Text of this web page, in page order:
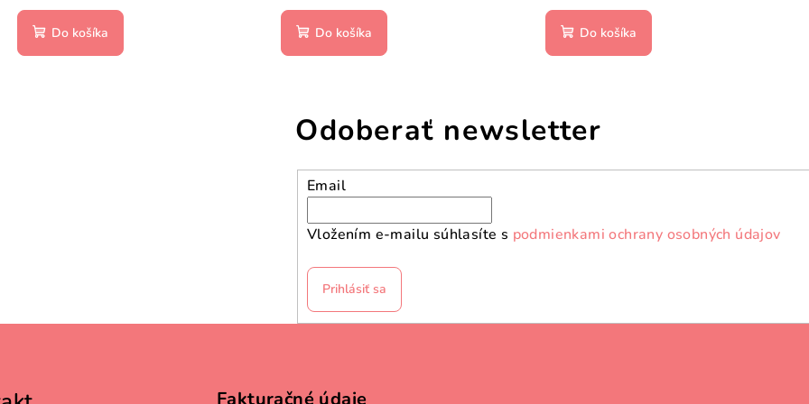
Do košíka Do košíka Do košíka
Odoberať newsletter
Email
Vložením e-mailu súhlasíte s podmienkami ochrany osobných údajov
Prihlásiť sa